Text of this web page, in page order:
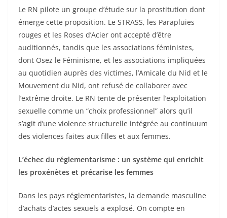
Le RN pilote un groupe d’étude sur la prostitution dont
émerge cette proposition. Le STRASS, les Parapluies
rouges et les Roses d’Acier ont accepté d’être
auditionnés, tandis que les associations féministes,
dont Osez le Féminisme, et les associations impliquées
au quotidien auprès des victimes, l’Amicale du Nid et le
Mouvement du Nid, ont refusé de collaborer avec
l’extrême droite. Le RN tente de présenter l’exploitation
sexuelle comme un “choix professionnel” alors qu’il
s’agit d’une violence structurelle intégrée au continuum
des violences faites aux filles et aux femmes.
L’échec du réglementarisme : un système qui enrichit
les proxénètes et précarise les femmes
Dans les pays réglementaristes, la demande masculine
d’achats d’actes sexuels a explosé. On compte en